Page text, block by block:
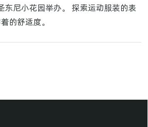
东尼小花园举办。 探索运动服装的表
的舒适度。